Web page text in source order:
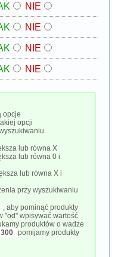
NIE
NIE
NIE
NIE
opcje
opcji
lub równa X
lub równa 0 i
lub równa X i
przy wyszukiwaniu
, aby pominąć produkty
"od" wpisywać wartość
produktów o wadze
300 pomijamy produkty